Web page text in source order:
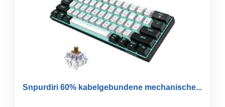
Snpurdiri 60% kabelgebundene mechanische...